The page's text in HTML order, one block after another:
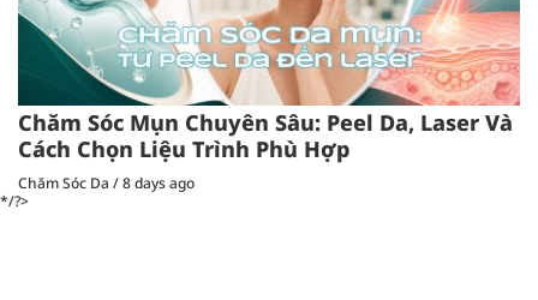
Chăm Sóc Mụn Chuyên Sâu: Peel Da, Laser Và
Cách Chọn Liệu Trình Phù Hợp
Chăm Sóc Da /8 days ago
*/?>